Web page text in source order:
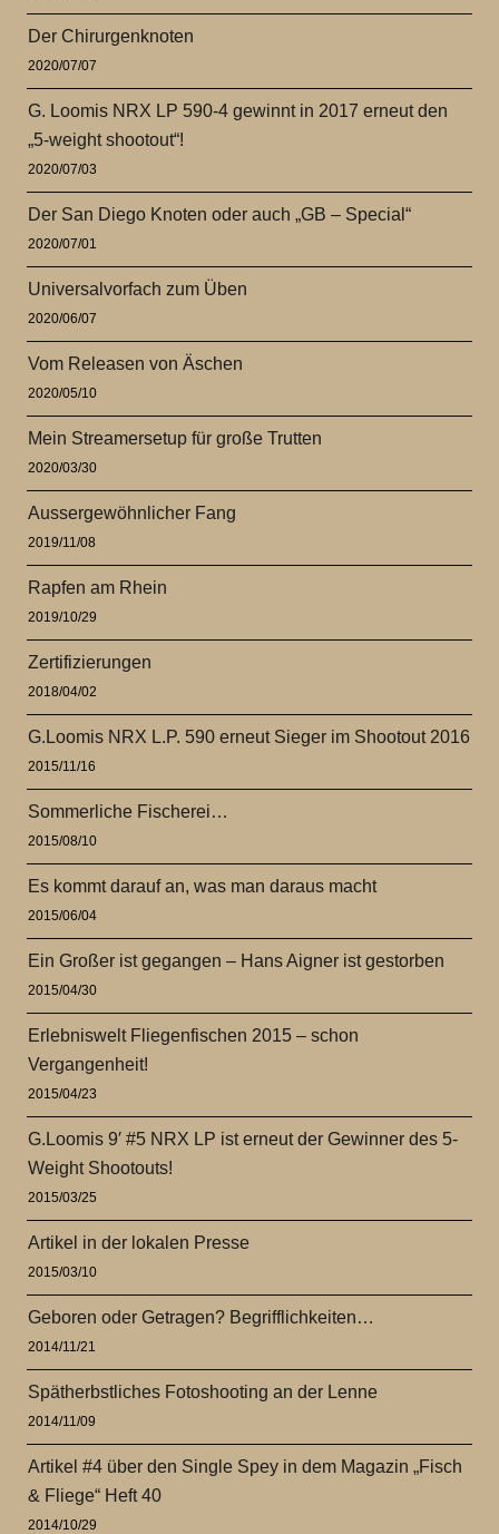
Der Chirurgenknoten
2020/07/07
G. Loomis NRX LP 590-4 gewinnt in 2017 erneut den
„5-weight shootout“!
2020/07/03
Der San Diego Knoten oder auch „GB – Special“
2020/07/01
Universalvorfach zum Üben
2020/06/07
Vom Releasen von Äschen
2020/05/10
Mein Streamersetup für große Trutten
2020/03/30
Aussergewöhnlicher Fang
2019/11/08
Rapfen am Rhein
2019/10/29
Zertifizierungen
2018/04/02
G.Loomis NRX L.P. 590 erneut Sieger im Shootout 2016
2015/11/16
Sommerliche Fischerei…
2015/08/10
Es kommt darauf an, was man daraus macht
2015/06/04
Ein Großer ist gegangen – Hans Aigner ist gestorben
2015/04/30
Erlebniswelt Fliegenfischen 2015 – schon
Vergangenheit!
2015/04/23
G.Loomis 9′ #5 NRX LP ist erneut der Gewinner des 5-
Weight Shootouts!
2015/03/25
Artikel in der lokalen Presse
2015/03/10
Geboren oder Getragen? Begrifflichkeiten…
2014/11/21
Spätherbstliches Fotoshooting an der Lenne
2014/11/09
Artikel #4 über den Single Spey in dem Magazin „Fisch
& Fliege“ Heft 40
2014/10/29